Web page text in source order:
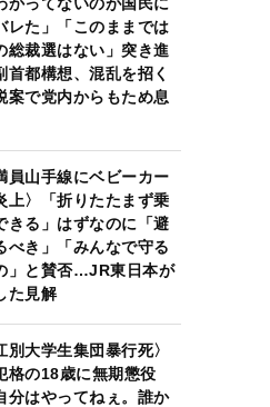
レた」「このままでは
総裁選はない」突き進
首都構想、混乱を招く
案で党内からもため息
員山手線にベビーカー
上〉「折りたたまず乗
きる」はずなのに「避
べき」「みんなで守る
」と賛否…JR東日本が
た見解
別大学生集団暴行死〉
格の18歳に無期懲役
分はやってねぇ。誰か